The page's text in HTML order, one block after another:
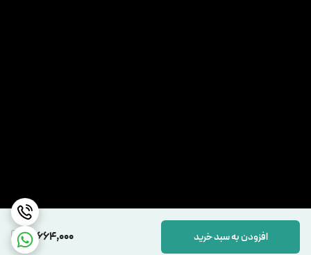
16,664,000 افزودن به سبد خرید